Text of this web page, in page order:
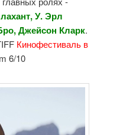
У. Эрл
Джейсон Кларк.
Кинофестиваль в
6/10